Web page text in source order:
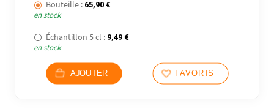
Bouteille : 65,90 €
en stock
Échantillon 5 cl : 9,49 €
en stock
AJOUTER FAVORIS